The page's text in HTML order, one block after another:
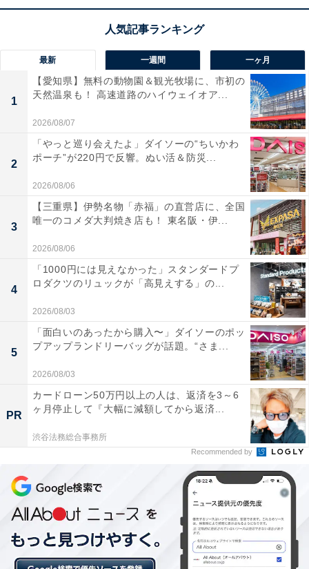
テレビです。まばゆいほどの輝きと豊かな色彩で、映画
やネット動画を息をのむほどリアルに描き出します！ 最
大165Hz対応のゲームモードや、天井から音が降り注ぐ
ような2.1.2ch立体音響システムも搭載。安心の3年保証
が付いているのも嬉しいポイントですね。
ユーザーからは「映像が驚くほど鮮やか」「ゲームの動
きがとにかく滑らか」と大好評！一方で、「設定によっ
て人の声が少しこもり気味に聞こえる」という声も。大
画面で最新ゲームや映画を臨場感たっぷりに楽しみたい
人には、おすすめの商品といえそうです。
【Amazonセール】Anker「急速充電器」が
特別価格で登場中【1月5日】
【今日チェックしたい】ハイセンスの人気商品5選
最新 一週間 一ヶ月
1
【愛知県】無料の動物園＆観光牧場に、市初の
天然温泉も！ 高速道路のハイウェイオア...
2026/08/07
2
「やっと巡り会えたよ」ダイソーの“ちいかわ
ポーチ”が220円で反響。ぬい活＆防災...
2026/08/06
3
【三重県】伊勢名物「赤福」の直営店に、全国
唯一のコメダ大判焼き店も！ 東名阪・伊...
2026/08/06
4
「1000円には見えなかった」スタンダードプ
ロダクツのリュックが「高見えする」の...
2026/08/03
5
「面白いのあったから購入〜」ダイソーのポッ
プアップランドリーバッグが話題。“さま...
2026/08/03
PR
カードローン50万円以上の人は、返済を3～6
ヶ月停止して『大幅に減額してから返済...
渋谷法務総合事務所
Recommended by